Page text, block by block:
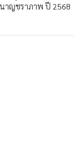
าญชราภาพ ปี 2568